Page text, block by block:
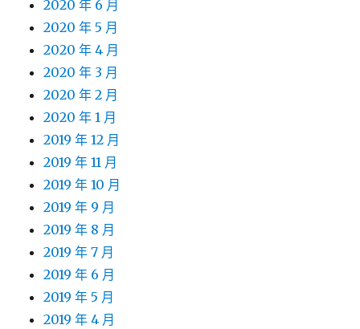
2020 年 6 月
2020 年 5 月
2020 年 4 月
2020 年 3 月
2020 年 2 月
2020 年 1 月
2019 年 12 月
2019 年 11 月
2019 年 10 月
2019 年 9 月
2019 年 8 月
2019 年 7 月
2019 年 6 月
2019 年 5 月
2019 年 4 月